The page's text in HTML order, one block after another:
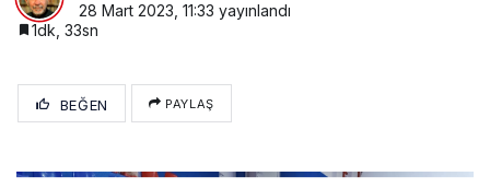
28 Mart 2023, 11:33 yayınlandı
1dk, 33sn
BEĞEN PAYLAŞ